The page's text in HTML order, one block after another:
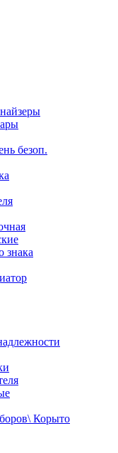
безоп.
знака
Корыто